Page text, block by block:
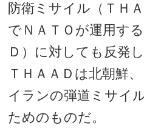
防衛ミサイル（ＴＨ
でＮＡＴＯが運用す
Ｄ）に対しても反発
ＴＨＡＡＤは北朝鮮
イランの弾道ミサイ
ためのものだ。